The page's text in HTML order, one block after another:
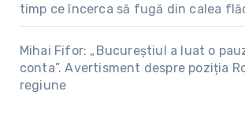
timp ce încerca să fugă din calea
Mihai Fifor: „Bucureștiul a luat o
conta”. Avertisment despre poziția
regiune